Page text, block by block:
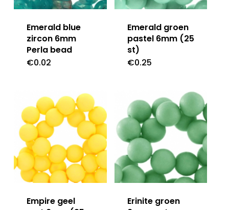
Emerald blue
zircon 6mm
Perla bead
€0.02
Emerald groen
pastel 6mm (25
st)
€0.25
Empire geel
Erinite groen